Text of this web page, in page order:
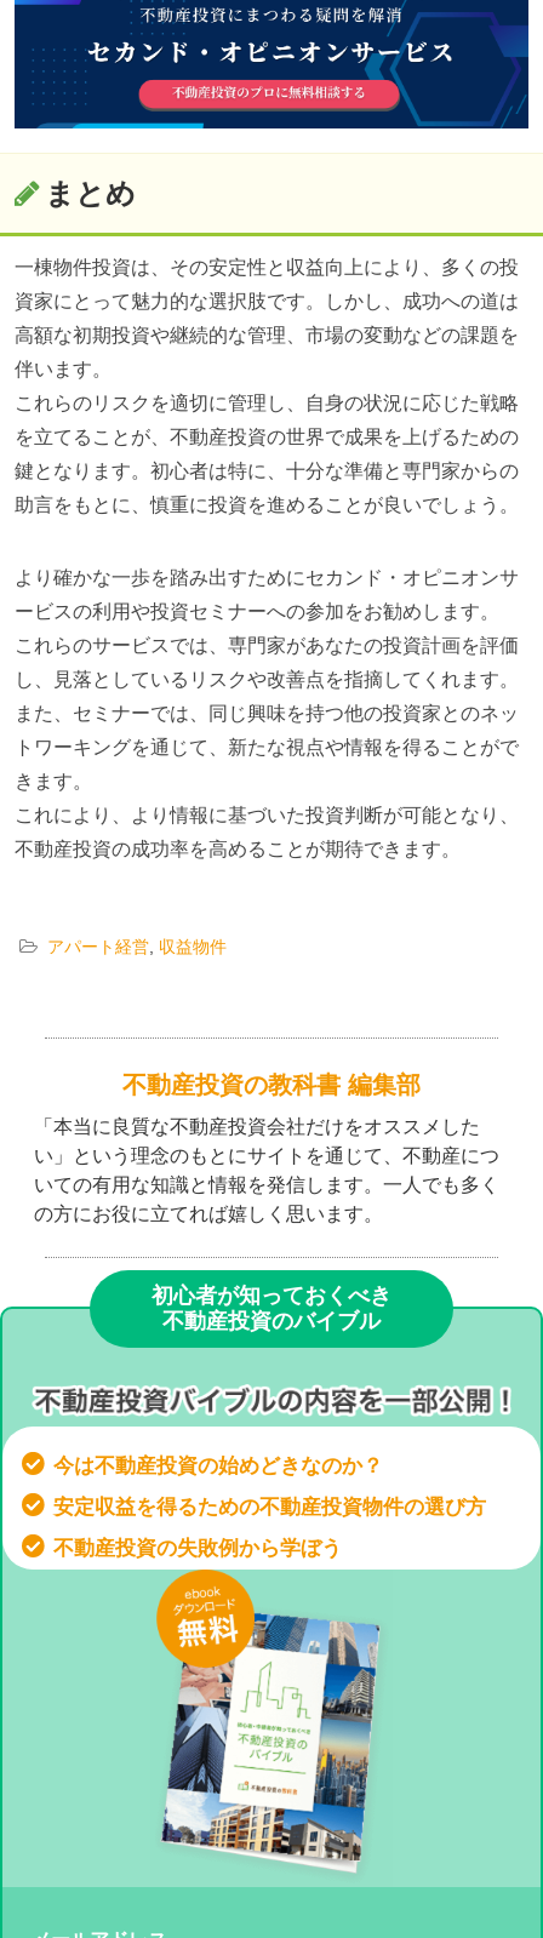
まとめ
一棟物件投資は、その安定性と収益向上により、多くの投
資家にとって魅力的な選択肢です。しかし、成功への道は
高額な初期投資や継続的な管理、市場の変動などの課題を
伴います。
これらのリスクを適切に管理し、自身の状況に応じた戦略
を立てることが、不動産投資の世界で成果を上げるための
鍵となります。初心者は特に、十分な準備と専門家からの
助言をもとに、慎重に投資を進めることが良いでしょう。
より確かな一歩を踏み出すためにセカンド・オピニオンサ
ービスの利用や投資セミナーへの参加をお勧めします。
これらのサービスでは、専門家があなたの投資計画を評価
し、見落としているリスクや改善点を指摘してくれます。
また、セミナーでは、同じ興味を持つ他の投資家とのネッ
トワーキングを通じて、新たな視点や情報を得ることがで
きます。
これにより、より情報に基づいた投資判断が可能となり、
不動産投資の成功率を高めることが期待できます。
アパート経営 収益物件
不動産投資の教科書 編集部
「本当に良質な不動産投資会社だけをオススメした
い」という理念のもとにサイトを通じて、不動産につ
いての有用な知識と情報を発信します。一人でも多く
の方にお役に立てれば嬉しく思います。
初心者が知っておくべき
不動産投資のバイブル
今は不動産投資の始めどきなのか？
安定収益を得るための不動産投資物件の選び方
不動産投資の失敗例から学ぼう